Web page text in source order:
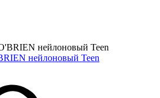
нейлоновый Teen